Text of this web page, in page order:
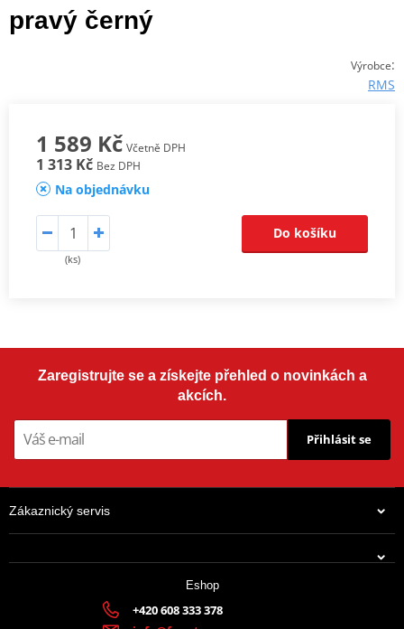
pravý černý
Výrobce:
RMS
1 589 Kč Včetně DPH
1 313 Kč Bez DPH
Na objednávku
(ks)
Do košíku
Zaregistrujte se a získejte přehled o novinkách a
akcích.
Přihlásit se
Zákaznický servis
Eshop
+420 608 333 378